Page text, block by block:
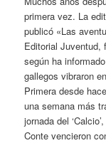
primera vez. La
publicó «Las
Editorial Juventud,
según ha
gallegos vibraron
Primera desde
una semana más
jornada del
Conte vencieron